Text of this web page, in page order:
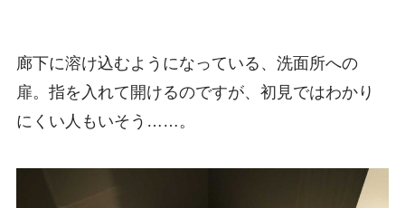
廊下に溶け込むようになっている、洗面所への
扉。指を入れて開けるのですが、初見ではわかり
にくい人もいそう……。